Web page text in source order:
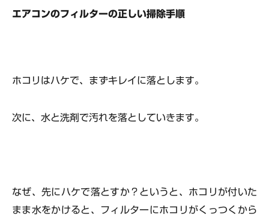
エアコンのフィルターの正しい掃除手順
ホコリはハケで、まずキレイに落とします。
次に、水と洗剤で汚れを落としていきます。
なぜ、先にハケで落とすか？というと、 ホコリが付いた
まま水をかけると、フィルターにホコリがくっつくから